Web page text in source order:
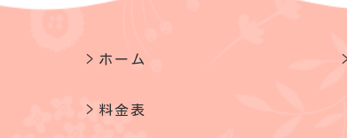
ホーム
料金表